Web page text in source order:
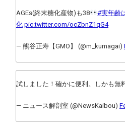
AGEs(終末糖化産物)も38 #実年齢
化 pic.twitter.com/ocZbnZ1qG4
— 熊谷正寿【GMO】 (@m_kumagai)
試しました！確かに便利。しかも無
— ニュース解剖室 (@NewsKaibou)